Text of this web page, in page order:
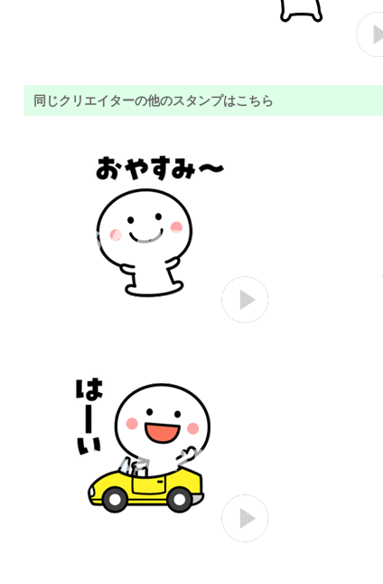
同じクリエイターの他のスタンプはこちら